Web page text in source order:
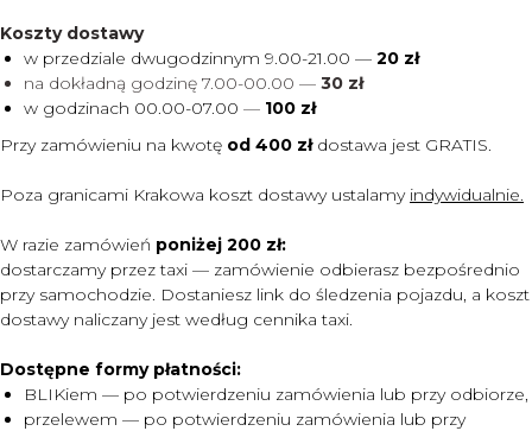
Koszty dostawy
w przedziale dwugodzinnym 9.00-21.00 — 20 zł
na dokładną godzinę 7.00-00.00 — 30 zł
w godzinach 00.00-07.00 — 100 zł
Przy zamówieniu na kwotę od 400 zł dostawa jest GRATIS.
Poza granicami Krakowa koszt dostawy ustalamy indywidualnie.
W razie zamówień poniżej 200 zł:
dostarczamy przez taxi — zamówienie odbierasz bezpośrednio
przy samochodzie. Dostaniesz link do śledzenia pojazdu, a koszt
dostawy naliczany jest według cennika taxi.
Dostępne formy płatności:
BLIKiem — po potwierdzeniu zamówienia lub przy odbiorze,
przelewem — po potwierdzeniu zamówienia lub przy